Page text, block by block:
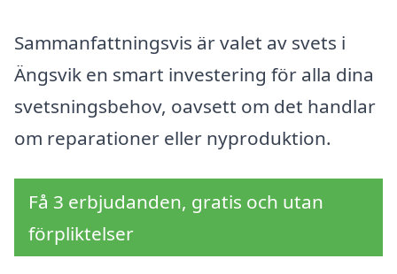
Sammanfattningsvis är valet av svets i
Ängsvik en smart investering för alla dina
svetsningsbehov, oavsett om det handlar
om reparationer eller nyproduktion.
Få 3 erbjudanden, gratis och utan
förpliktelser